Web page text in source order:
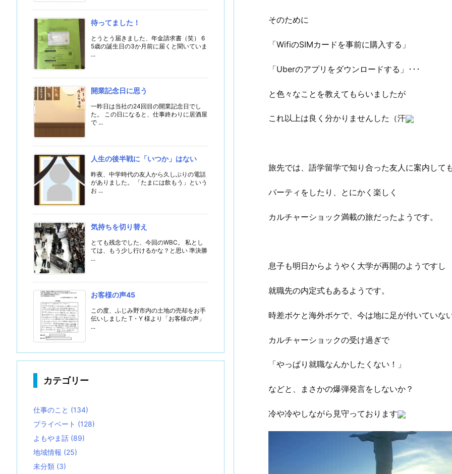
そのために
「WifiのSIMカードを事前に購入する」
「Uberのアプリをダウンロードする」･･･
と色々なことを教えてもらいましたが
これ以上は良く分かりませんした（汗
旅先では、語学留学で知り合った友人に案内して
パーティをしたり、とにかく楽しく
カルチャーショック満載の旅だったようです。
息子も明日からようやく大学が再開のようですし
就職先の内定式もあるようです。
時差ボケと海外ボケで、今は地に足が付いていな
カルチャーショックの受け過ぎで
「やっぱり就職なんかしたくない！」
などと、まさかの爆弾発言をしないか？
冷や冷やしながら見守っております
待ってました！
とうとう届きました、年金請求書（笑） 6
5歳の誕生日の3か月前に届くと聞いていま
...
開業記念日に思う
一昨日は当社の24回目の開業記念日でし
た。 この日になると、仕事終わりに居酒屋
で ...
人生の後半戦に「いつか」はない
昨夜、中学時代の友人から久しぶりの電話
がありました。 「たまには飲もう」という
お ...
気持ちを切り替え
とても残念でした、今回のWBC。 私とし
ては、もう少し行けるかな？と思い 準決勝
...
お客様の声45
この度、ふじみ野市内の土地の売却をお手
伝いしました T・Y 様より「お客様の声」
...
カテゴリー
仕事のこと (134)
プライベート (128)
よもやま話 (89)
地域情報 (25)
未分類 (3)